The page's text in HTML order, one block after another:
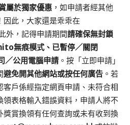
屬於獨家優惠 ，如申請者經其他
此，大家還是乖乖在
外，記得申請期間請確保無封鎖
無痕模式、已暫停／關閉
／公用電腦申請 。按「立即申請」
避免開其他網站或按任何廣告 。若
戶係經指定網頁申請、未符合相
領表格輸入錯誤資料，申請人將不
賞換領有任何查詢或未有收到換